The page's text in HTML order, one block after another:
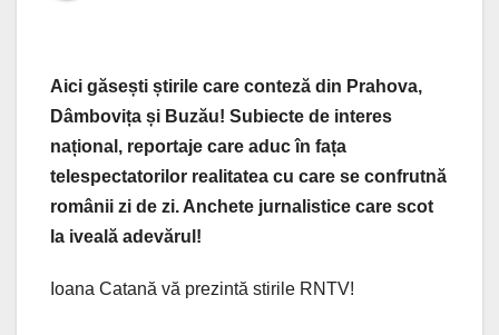
Aici găsești știrile care conteză din Prahova,
Dâmbovița și Buzău! Subiecte de interes
național, reportaje care aduc în fața
telespectatorilor realitatea cu care se confrutnă
românii zi de zi. Anchete jurnalistice care scot
la iveală adevărul!
Ioana Catană vă prezintă stirile RNTV!